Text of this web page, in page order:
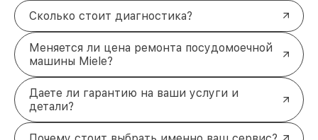
Сколько стоит диагностика?
Меняется ли цена ремонта посудомоечной
машины Miele?
Даете ли гарантию на ваши услуги и
детали?